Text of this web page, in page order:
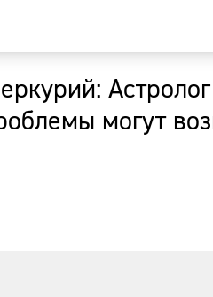
Астролог
могут
Главная